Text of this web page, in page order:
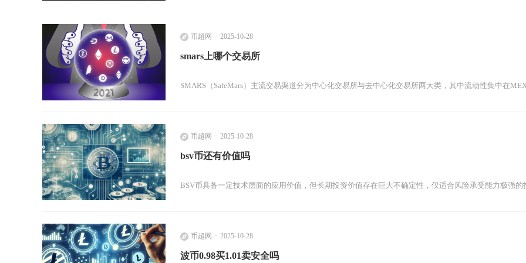
币超网 2025-10-28
smars上哪个交易所
SMARS（SafeMars）主流交易渠道分为中心化交易所与去中心化交易所两大类，其中流动性集中在
币超网 2025-10-28
bsv币还有价值吗
BSV币具备一定技术层面的应用价值，但长期投资价值存在巨大不确定性，仅适合风险承受能力极强的
币超网 2025-10-28
波币0.98买1.01卖安全吗